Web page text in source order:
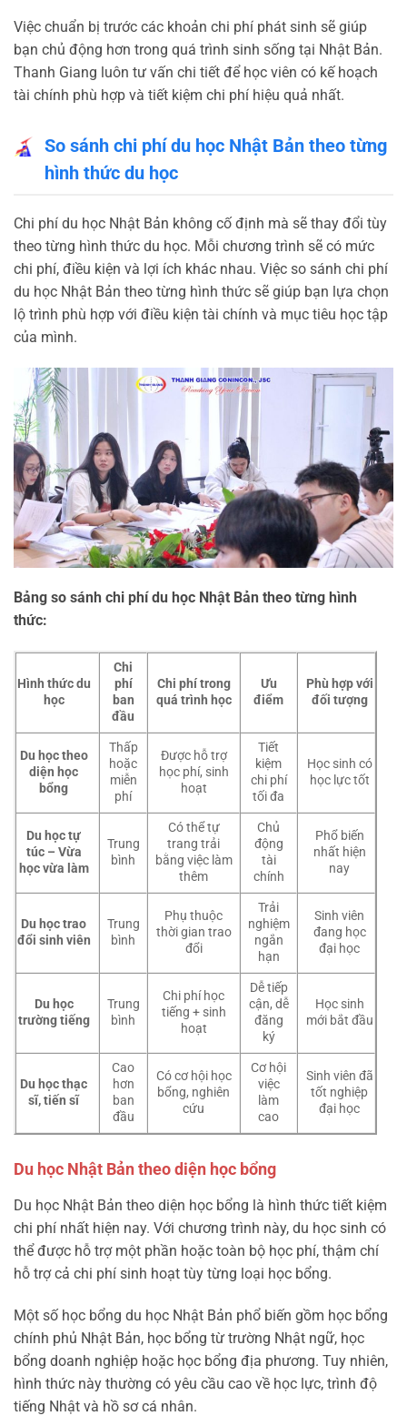
Việc chuẩn bị trước các khoản chi phí phát sinh sẽ giúp
bạn chủ động hơn trong quá trình sinh sống tại Nhật Bản.
Thanh Giang luôn tư vấn chi tiết để học viên có kế hoạch
tài chính phù hợp và tiết kiệm chi phí hiệu quả nhất.
So sánh chi phí du học Nhật Bản theo từng
hình thức du học
Chi phí du học Nhật Bản không cố định mà sẽ thay đổi tùy
theo từng hình thức du học. Mỗi chương trình sẽ có mức
chi phí, điều kiện và lợi ích khác nhau. Việc so sánh chi phí
du học Nhật Bản theo từng hình thức sẽ giúp bạn lựa chọn
lộ trình phù hợp với điều kiện tài chính và mục tiêu học tập
của mình.
Bảng so sánh chi phí du học Nhật Bản theo từng hình
thức:
Hình thức du
học
Chi
phí
ban
đầu
Chi phí trong
quá trình học
Ưu
điểm
Phù hợp với
đối tượng
Du học theo
diện học
bổng
Thấp
hoặc
miễn
phí
Được hỗ trợ
học phí, sinh
hoạt
Tiết
kiệm
chi phí
tối đa
Học sinh có
học lực tốt
Du học tự
túc – Vừa
học vừa làm
Trung
bình
Có thể tự
trang trải
bằng việc làm
thêm
Chủ
động
tài
chính
Phổ biến
nhất hiện
nay
Du học trao
đổi sinh viên
Trung
bình
Phụ thuộc
thời gian trao
đổi
Trải
nghiệm
ngắn
hạn
Sinh viên
đang học
đại học
Du học
trường tiếng
Trung
bình
Chi phí học
tiếng + sinh
hoạt
Dễ tiếp
cận, dễ
đăng
ký
Học sinh
mới bắt đầu
Du học thạc
sĩ, tiến sĩ
Cao
hơn
ban
đầu
Có cơ hội học
bổng, nghiên
cứu
Cơ hội
việc
làm
cao
Sinh viên đã
tốt nghiệp
đại học
Du học Nhật Bản theo diện học bổng
Du học Nhật Bản theo diện học bổng là hình thức tiết kiệm
chi phí nhất hiện nay. Với chương trình này, du học sinh có
thể được hỗ trợ một phần hoặc toàn bộ học phí, thậm chí
hỗ trợ cả chi phí sinh hoạt tùy từng loại học bổng.
Một số học bổng du học Nhật Bản phổ biến gồm học bổng
chính phủ Nhật Bản, học bổng từ trường Nhật ngữ, học
bổng doanh nghiệp hoặc học bổng địa phương. Tuy nhiên,
hình thức này thường có yêu cầu cao về học lực, trình độ
tiếng Nhật và hồ sơ cá nhân.